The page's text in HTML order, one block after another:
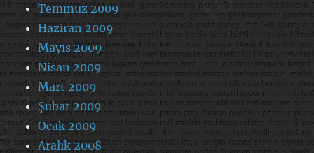
Temmuz 2009
Haziran 2009
Mayıs 2009
Nisan 2009
Mart 2009
Şubat 2009
Ocak 2009
Aralık 2008